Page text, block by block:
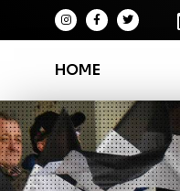
HOME